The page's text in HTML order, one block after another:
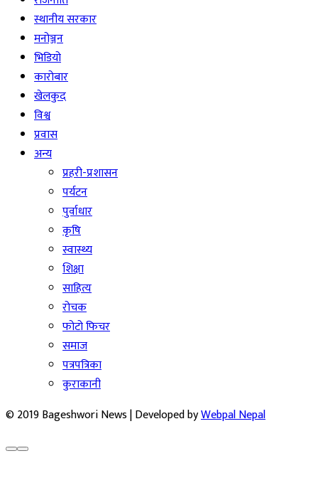
स्थानीय सरकार
मनोञ्जन
भिडियो
कारोबार
खेलकुद
विश्व
प्रवास
अन्य
प्रहरी-प्रशासन
पर्यटन
पुर्वाधार
कृषि
स्वास्थ्य
शिक्षा
साहित्य
रोचक
फोटो फिचर
समाज
पत्रपत्रिका
कुराकानी
© 2019 Bageshwori News | Developed byWebpal Nepal